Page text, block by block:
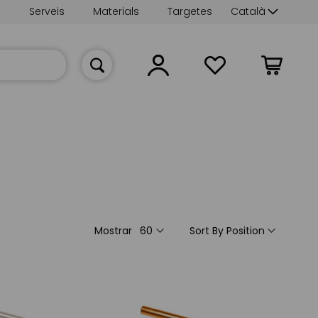
Language
Català
Targetes
Materials
Serveis
La meva
Sort By
Mostrar